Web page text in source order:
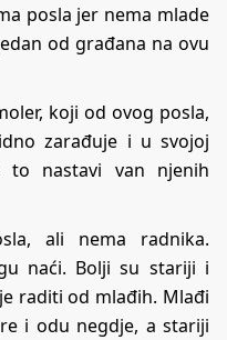
posla jer nema mlade
od građana na ovu
koji od ovog posla,
zarađuje i u svojoj
nastavi van njenih
ali nema radnika.
naći. Bolji su stariji i
raditi od mlađih. Mlađi
i odu negdje, a stariji